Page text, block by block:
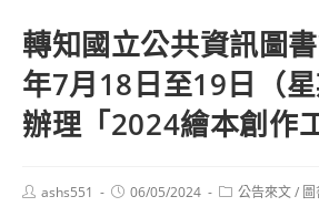
轉知國立公共資訊圖
年7月18日至19日（星
辦理「2024繪本創作
Postashs551
Post06/05/2024
Post公告來文/